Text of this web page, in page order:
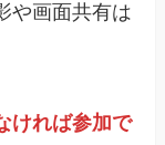
や画面共有は
ければ参加で